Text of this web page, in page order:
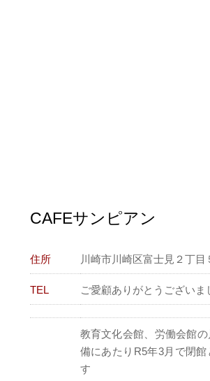
CAFEサンピアン
住所 川崎市川崎区富士見２丁目
TEL ご愛顧ありがとうございま
教育文化会館、労働会館
備にあたりR5年3月で閉館
す